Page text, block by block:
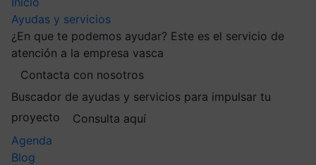
Ayudas y servicios
¿En que te podemos ayudar? Este es el servicio de
atención a la empresa vasca
Contacta con nosotros
Buscador de ayudas y servicios para impulsar tu
proyecto
Consulta aquí
Agenda
Blog